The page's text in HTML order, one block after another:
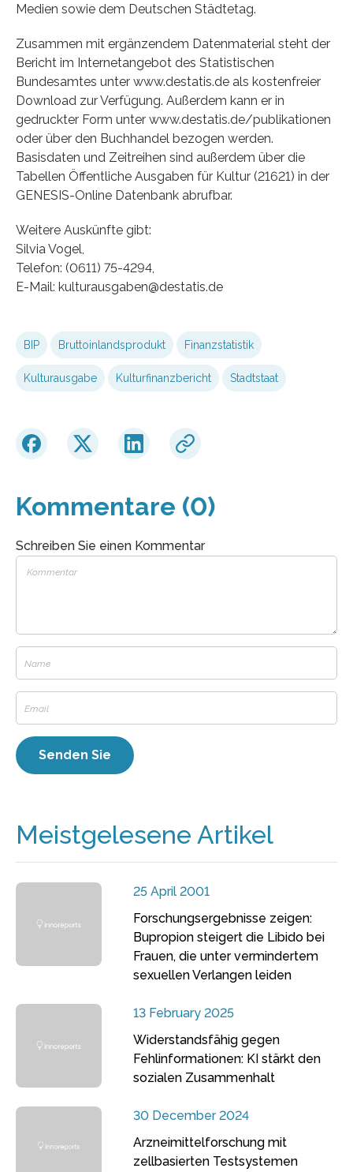
Medien sowie dem Deutschen Städtetag.
Zusammen mit ergänzendem Datenmaterial steht der
Bericht im Internetangebot des Statistischen
Bundesamtes unter www.destatis.de als kostenfreier
Download zur Verfügung. Außerdem kann er in
gedruckter Form unter www.destatis.de/publikationen
oder über den Buchhandel bezogen werden.
Basisdaten und Zeitreihen sind außerdem über die
Tabellen Öffentliche Ausgaben für Kultur (21621) in der
GENESIS-Online Datenbank abrufbar.
Weitere Auskünfte gibt:
Silvia Vogel,
Telefon: (0611) 75-4294,
E-Mail: kulturausgaben@destatis.de
BIP Bruttoinlandsprodukt Finanzstatistik
Kulturausgabe Kulturfinanzbericht Stadtstaat
Kommentare (0)
Schreiben Sie einen Kommentar
Meistgelesene Artikel
25 April 2001
Forschungsergebnisse zeigen:
Bupropion steigert die Libido bei
Frauen, die unter vermindertem
sexuellen Verlangen leiden
13 February 2025
Widerstandsfähig gegen
Fehlinformationen: KI stärkt den
sozialen Zusammenhalt
30 December 2024
Arzneimittelforschung mit
zellbasierten Testsystemen